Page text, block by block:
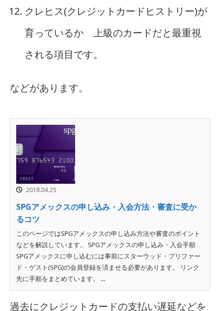
クレヒス(クレジットカードヒストリー)が
育っているか 上級のカードだと最重視
される項目です。
などがあります。
2018.04.25
SPGアメックスの申し込み・入会方法・審査に受か
るコツ
このページではSPGアメックスの申し込み方法や審査のポイント
などを解説しています。 SPGアメックスの申し込み・入会手順
SPGアメックスに申し込むには事前にスターウッド・プリファー
ド・ゲスト(SPG)の会員登録を済ませる必要があります。 リンク
先に手順をまとめています。 ...
過去にクレジットカードの支払い遅延などを